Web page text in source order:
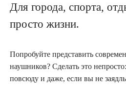
Для города, спорта,
просто жизни.
Попробуйте представить
наушников? Сделать это
повсюду и даже, если вы не